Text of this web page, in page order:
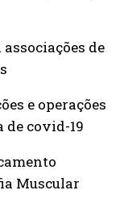
de
e operações
covid-19
Muscular